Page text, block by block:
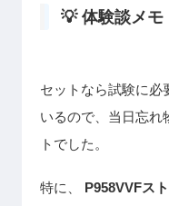
💡 体験談メモ
セットなら試験に必
いるので、当日忘れ
トでした。
特に、 P958VVFス